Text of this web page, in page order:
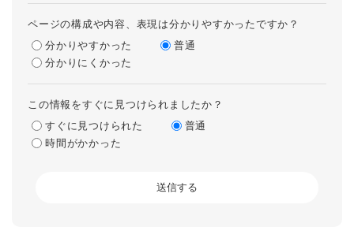
ページの構成や内容、表現は分かりやすかったですか？
分かりやすかった
普通
分かりにくかった
この情報をすぐに見つけられましたか？
すぐに見つけられた
普通
時間がかかった